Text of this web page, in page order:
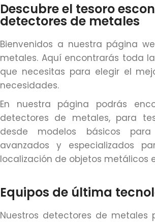
Descubre el tesoro
detectores de metales
Bienvenidos a nuestra página
metales. Aquí encontrarás toda
que necesitas para elegir el
necesidades.
En nuestra página podrás
detectores de metales, para
desde modelos básicos
avanzados y especializados
localización de objetos metálicos
Equipos de última
Nuestros detectores de